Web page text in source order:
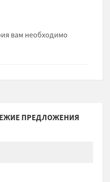
вам необходимо
ПРЕДЛОЖЕНИЯ